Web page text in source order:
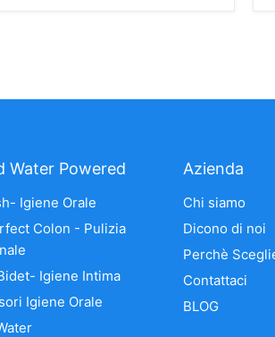
Water Powered
Igiene Orale
Colon - Pulizia
Igiene Intima
Igiene Orale
Azienda
Chi siamo
Dicono di noi
Perchè
Contattaci
BLOG